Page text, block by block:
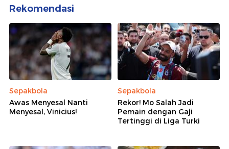
Rekomendasi
Sepakbola
Awas Menyesal Nanti
Menyesal, Vinicius!
Sepakbola
Rekor! Mo Salah Jadi
Pemain dengan Gaji
Tertinggi di Liga Turki